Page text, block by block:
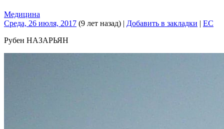
Медицина
Среда, 26 июля, 2017 (9 лет назад) | Добавить в закладки | EC
Рубен НАЗАРЬЯН